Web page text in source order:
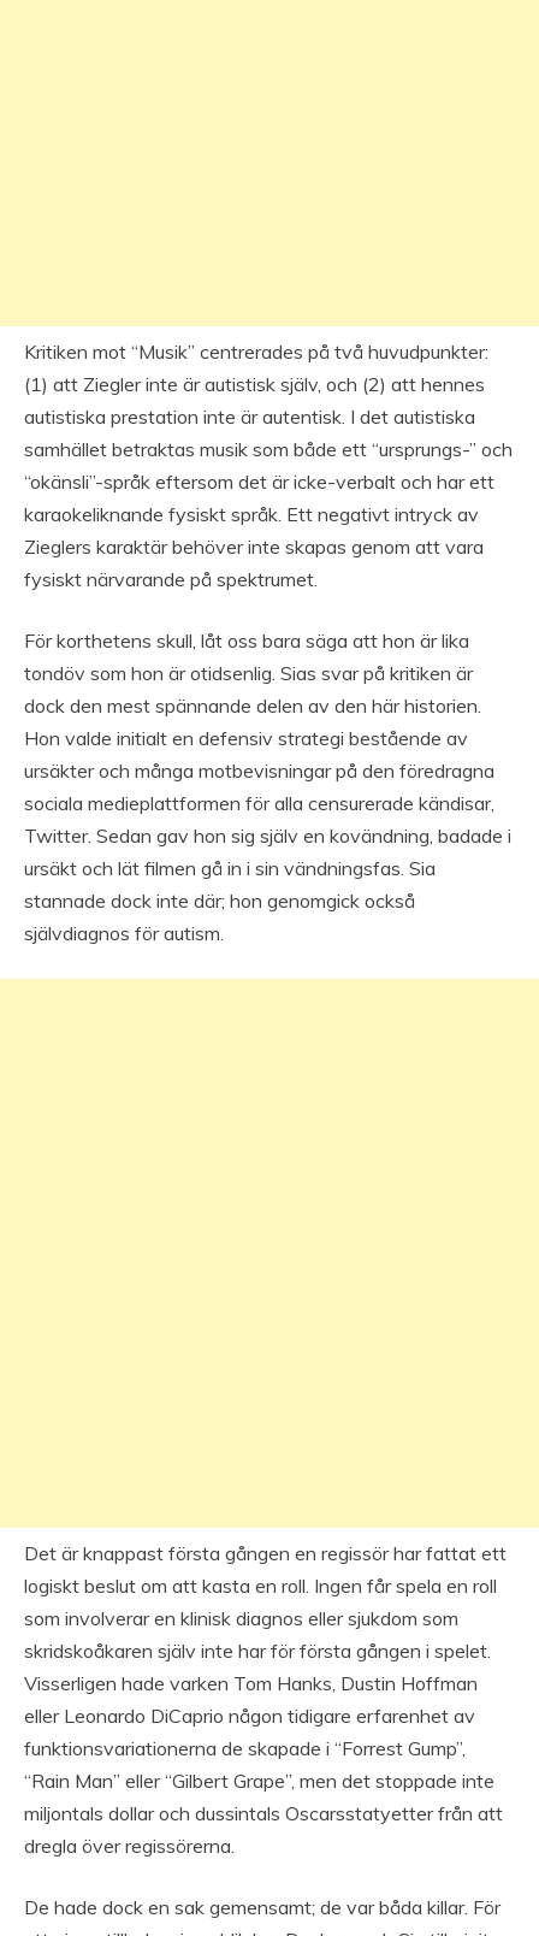
Kritiken mot “Musik” centrerades på två huvudpunkter:
(1) att Ziegler inte är autistisk själv, och (2) att hennes
autistiska prestation inte är autentisk. I det autistiska
samhället betraktas musik som både ett “ursprungs-” och
“okänsli”-språk eftersom det är icke-verbalt och har ett
karaokeliknande fysiskt språk. Ett negativt intryck av
Zieglers karaktär behöver inte skapas genom att vara
fysiskt närvarande på spektrumet.
För korthetens skull, låt oss bara säga att hon är lika
tondöv som hon är otidsenlig. Sias svar på kritiken är
dock den mest spännande delen av den här historien.
Hon valde initialt en defensiv strategi bestående av
ursäkter och många motbevisningar på den föredragna
sociala medieplattformen för alla censurerade kändisar,
Twitter. Sedan gav hon sig själv en kovändning, badade i
ursäkt och lät filmen gå in i sin vändningsfas. Sia
stannade dock inte där; hon genomgick också
självdiagnos för autism.
Det är knappast första gången en regissör har fattat ett
logiskt beslut om att kasta en roll. Ingen får spela en roll
som involverar en klinisk diagnos eller sjukdom som
skridskoåkaren själv inte har för första gången i spelet.
Visserligen hade varken Tom Hanks, Dustin Hoffman
eller Leonardo DiCaprio någon tidigare erfarenhet av
funktionsvariationerna de skapade i “Forrest Gump”,
“Rain Man” eller “Gilbert Grape”, men det stoppade inte
miljontals dollar och dussintals Oscarsstatyetter från att
dregla över regissörerna.
De hade dock en sak gemensamt; de var båda killar. För